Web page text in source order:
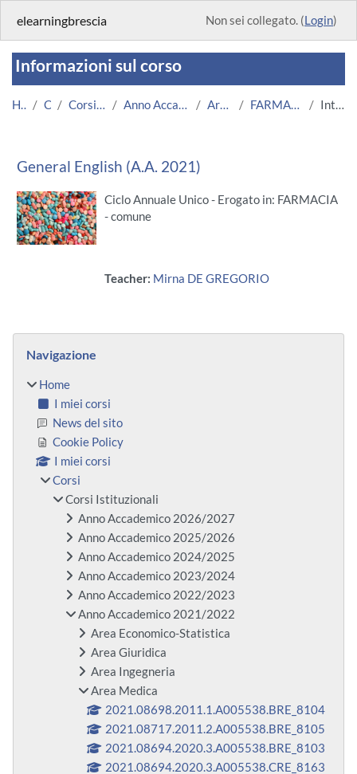
elearningbrescia Non sei collegato. (Login)
Informazioni sul corso
Home Corsi Corsi Istituzionali Anno Accademico 2021/2022 Area Medica FARMACIA - GEN. ENG. Introduzione
General English (A.A. 2021)
Ciclo Annuale Unico - Erogato in: FARMACIA
- comune
Teacher: Mirna DE GREGORIO
Blocchi
Navigazione
Home
I miei corsi
News del sito
Cookie Policy
I miei corsi
Corsi
Corsi Istituzionali
Anno Accademico 2026/2027
Anno Accademico 2025/2026
Anno Accademico 2024/2025
Anno Accademico 2023/2024
Anno Accademico 2022/2023
Anno Accademico 2021/2022
Area Economico-Statistica
Area Giuridica
Area Ingegneria
Area Medica
2021.08698.2011.1.A005538.BRE_8104
2021.08717.2011.2.A005538.BRE_8105
2021.08694.2020.3.A005538.BRE_8103
2021.08694.2020.3.A005538.CRE_8163